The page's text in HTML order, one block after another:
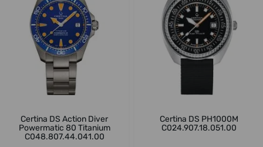
Certina DS Action Diver
Powermatic 80 Titanium
C048.807.44.041.00
Certina DS PH1000M
C024.907.18.051.00